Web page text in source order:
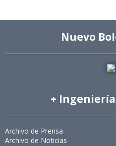
Nuevo
+
Archivo de Prensa
Archivo de Noticias